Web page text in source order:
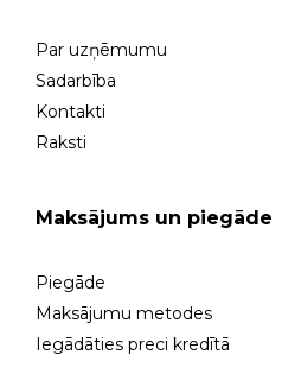
Par uzņēmumu
Sadarbība
Kontakti
Raksti
Maksājums un piegāde
Piegāde
Maksājumu metodes
Iegādāties preci kredītā